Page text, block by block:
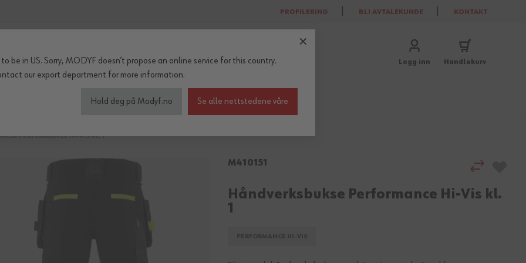
PROFILERING BLI AVTALEKUNDE KONTAKT
Logg inn Handlekurv
PERFORMANCE HI-VIS KL. 1
M410151
Håndverksbukse Performance Hi-Vis kl.
1
to be in US. Sorry, MODYF doesn’t propose an online service for this country.
our export department for more information.
Hold deg på Modyf.no Se alle nettstedene våre